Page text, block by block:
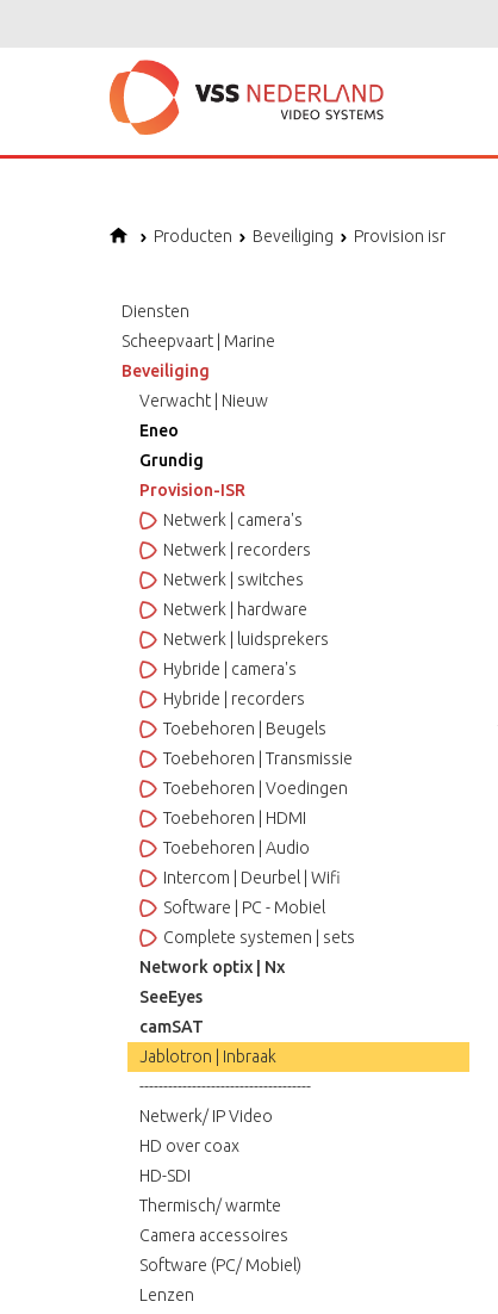
Producten Beveiliging Provision isr
Diensten
Scheepvaart | Marine
Beveiliging
Verwacht | Nieuw
Eneo
Grundig
Provision-ISR
Netwerk | camera's
Netwerk | recorders
Netwerk | switches
Netwerk | hardware
Netwerk | luidsprekers
Hybride | camera's
Hybride | recorders
Toebehoren | Beugels
Toebehoren | Transmissie
Toebehoren | Voedingen
Toebehoren | HDMI
Toebehoren | Audio
Intercom | Deurbel | Wifi
Software | PC - Mobiel
Complete systemen | sets
Network optix | Nx
SeeEyes
camSAT
Jablotron | Inbraak
------------------------------------
Netwerk/ IP Video
HD over coax
HD-SDI
Thermisch/ warmte
Camera accessoires
Software (PC/ Mobiel)
Lenzen